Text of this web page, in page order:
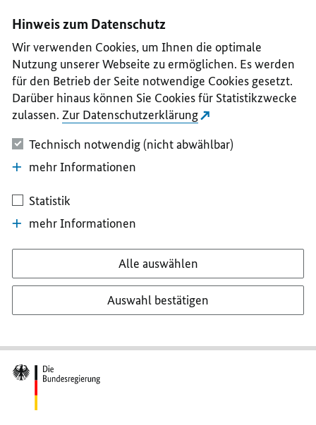
II
III
IV
V
Hinweis zum Datenschutz
Wir verwenden Cookies, um Ihnen die optimale
Nutzung unserer Webseite zu ermöglichen. Es werden
für den Betrieb der Seite notwendige Cookies gesetzt.
Darüber hinaus können Sie Cookies für Statistikzwecke
zulassen. Zur Datenschutzerklärung
Technisch notwendig (nicht abwählbar)
mehr Informationen
Statistik
mehr Informationen
Alle auswählen
Auswahl bestätigen